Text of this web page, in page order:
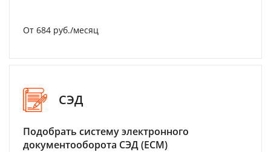
От 684 руб./месяц
СЭД
Подобрать систему электронного
документооборота СЭД (ECM)